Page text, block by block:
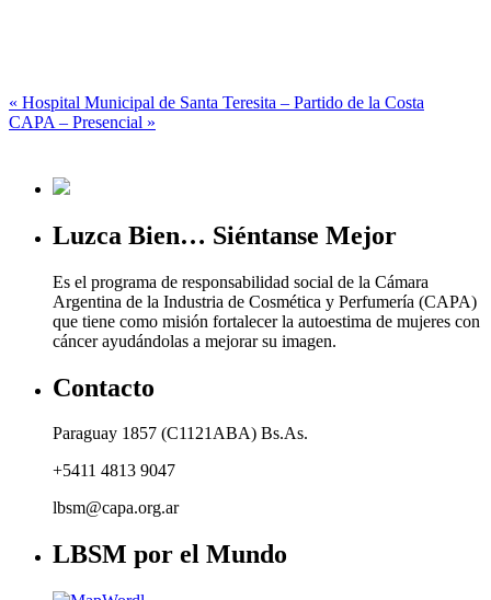
« Hospital Municipal de Santa Teresita – Partido de la Costa
CAPA – Presencial »
Luzca Bien… Siéntanse Mejor
Es el programa de responsabilidad social de la Cámara
Argentina de la Industria de Cosmética y Perfumería (CAPA)
que tiene como misión fortalecer la autoestima de mujeres con
cáncer ayudándolas a mejorar su imagen.
Contacto
Paraguay 1857 (C1121ABA) Bs.As.
+5411 4813 9047
lbsm@capa.org.ar
LBSM por el Mundo